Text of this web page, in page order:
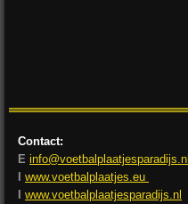
Contact:
E info@voetbalplaatjesparadijs.nl
www.voetbalplaatjes.eu
www.voetbalplaatjesparadijs.nl